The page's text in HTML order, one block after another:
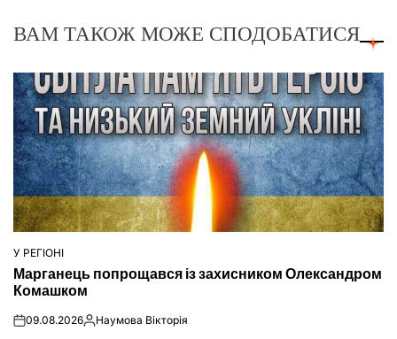
ВАМ ТАКОЖ МОЖЕ СПОДОБАТИСЯ
ОПУБЛІКУВАТИ
У
У РЕГІОНІ
Марганець попрощався із захисником Олександром
Комашком
on09.08.2026Опубліковано
Наумова Вікторія